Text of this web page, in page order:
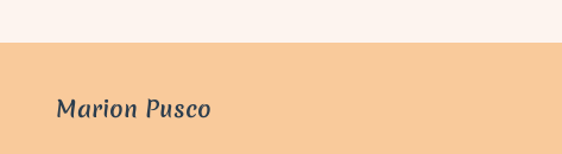
Marion Pusco